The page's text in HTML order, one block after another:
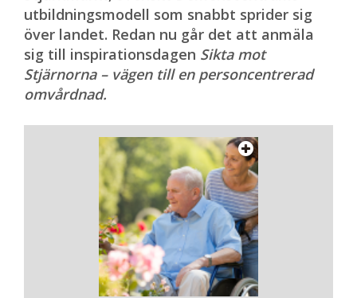
utbildningsmodell som snabbt sprider sig
över landet. Redan nu går det att anmäla
sig till inspirationsdagen Sikta mot
Stjärnorna – vägen till en personcentrerad
omvårdnad.